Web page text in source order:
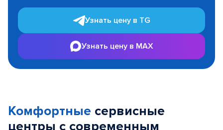
Узнать цену в TG
Узнать цену в MAX
Комфортные сервисные
центры с современным